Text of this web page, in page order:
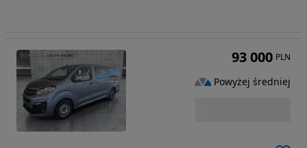
93 000 PLN
Powyżej średniej